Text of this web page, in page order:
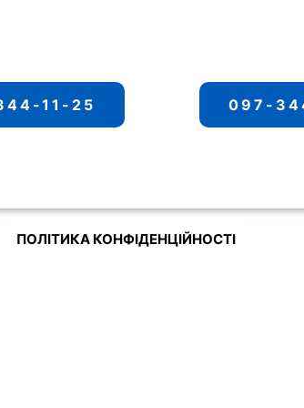
11-25 097-
ПОЛІТИКА КОНФІДЕНЦІЙНОСТІ